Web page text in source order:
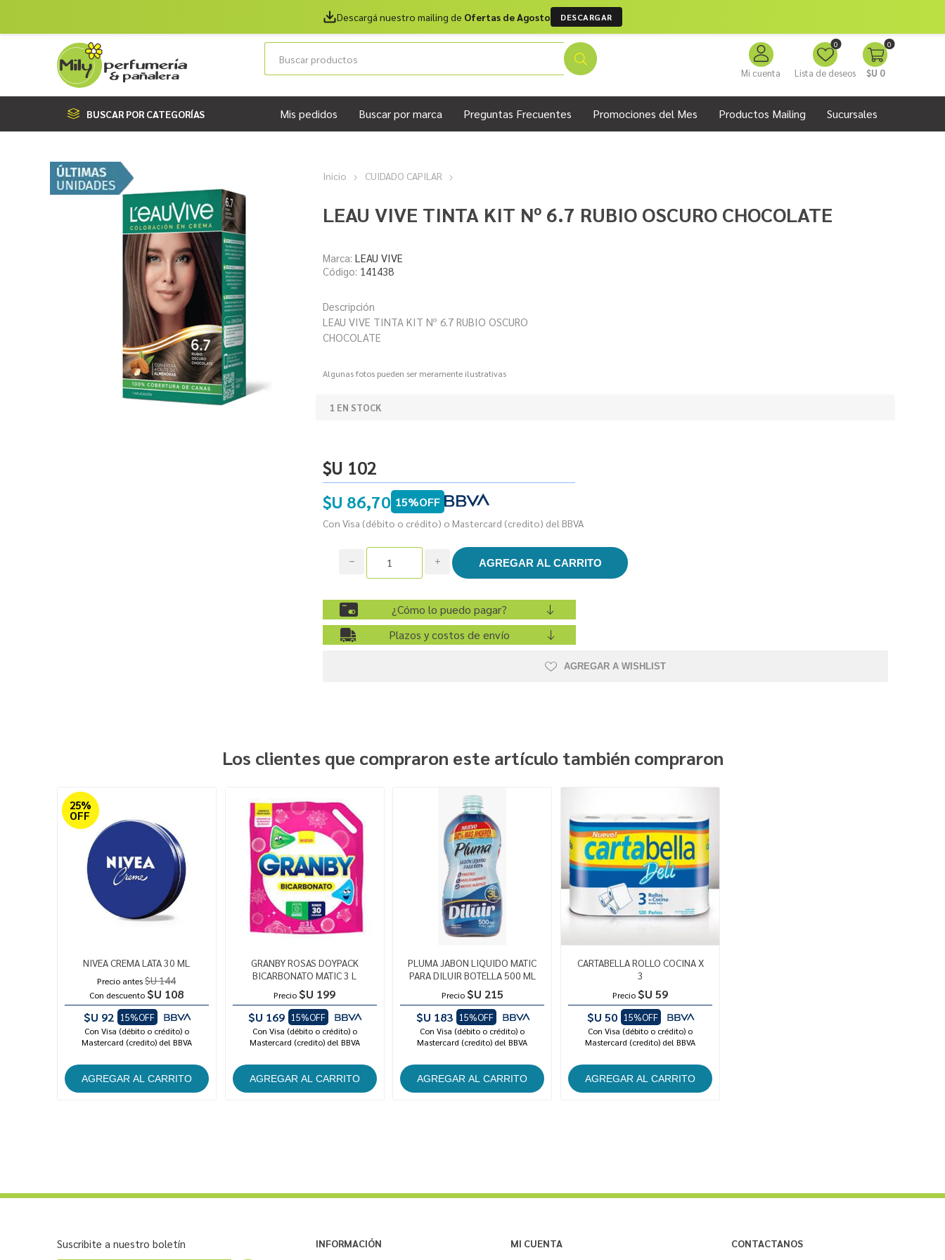
Descargá nuestro mailing de Ofertas de Agosto DESCARGAR
Mi cuenta Lista de deseos
0 0
$U 0
BUSCAR POR CATEGORÍAS Mis pedidos Buscar por marca Preguntas Frecuentes Promociones del Mes Productos Mailing Sucursales
Inicio CUIDADO CAPILAR
LEAU VIVE TINTA KIT Nº 6.7 RUBIO OSCURO CHOCOLATE
Marca: LEAU VIVE
Código: 141438
Descripción
LEAU VIVE TINTA KIT Nº 6.7 RUBIO OSCURO
CHOCOLATE
Algunas fotos pueden ser meramente ilustrativas
1 EN STOCK
$U 102
$U 86,70 15%OFF
Con Visa (débito o crédito) o Mastercard (credito) del BBVA
i
h
¿Cómo lo puedo pagar?
Plazos y costos de envío
AGREGAR A WISHLIST
Los clientes que compraron este artículo también compraron
25%
OFF
NIVEA CREMA LATA 30 ML
Precio antes$U 144
Con descuento $U 108
$U 92
15%OFF
Con Visa (débito o crédito) o
Mastercard (credito) del BBVA
GRANBY ROSAS DOYPACK
BICARBONATO MATIC 3 L
Precio $U 199
$U 169 15%OFF
Con Visa (débito o crédito) o
Mastercard (credito) del BBVA
PLUMA JABON LIQUIDO MATIC
PARA DILUIR BOTELLA 500 ML
Precio $U 215
$U 183 15%OFF
Con Visa (débito o crédito) o
Mastercard (credito) del BBVA
CARTABELLA ROLLO COCINA X
3
Precio $U 59
$U 50 15%OFF
Con Visa (débito o crédito) o
Mastercard (credito) del BBVA
Suscribite a nuestro boletín INFORMACIÓN MI CUENTA CONTACTANOS